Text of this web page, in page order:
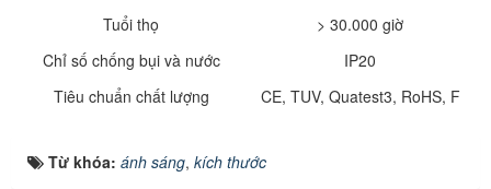
Tuổi thọ
> 30.000 giờ
Chỉ số chống bụi và nước
IP20
Tiêu chuẩn chất lượng
CE, TUV, Quatest3, RoHS, F
Từ khóa: ánh sáng, kích thước